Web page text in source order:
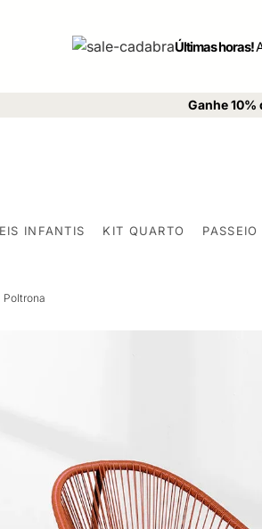
Últimas horas!
Ganhe 10%
INFANTIS KIT QUARTO PASSEIO
Poltrona